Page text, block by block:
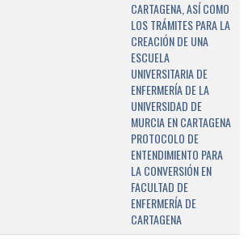
CARTAGENA, ASÍ COMO
LOS TRÁMITES PARA LA
CREACIÓN DE UNA
ESCUELA
UNIVERSITARIA DE
ENFERMERÍA DE LA
UNIVERSIDAD DE
MURCIA EN CARTAGENA
PROTOCOLO DE
ENTENDIMIENTO PARA
LA CONVERSIÓN EN
FACULTAD DE
ENFERMERÍA DE
CARTAGENA